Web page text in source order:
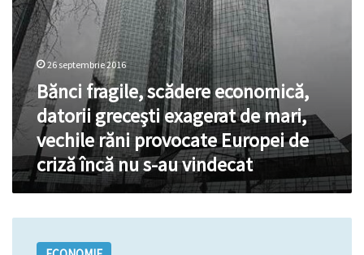
răni
provocate
Europei
de
criză
încă
nu
s-
au
vindecat
26 septembrie 2016
Bănci fragile, scădere economică,
datorii greceşti exagerat de mari,
vechile răni provocate Europei de
criză încă nu s-au vindecat
Group: